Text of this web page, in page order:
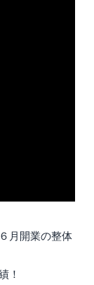
月開業の整体
！